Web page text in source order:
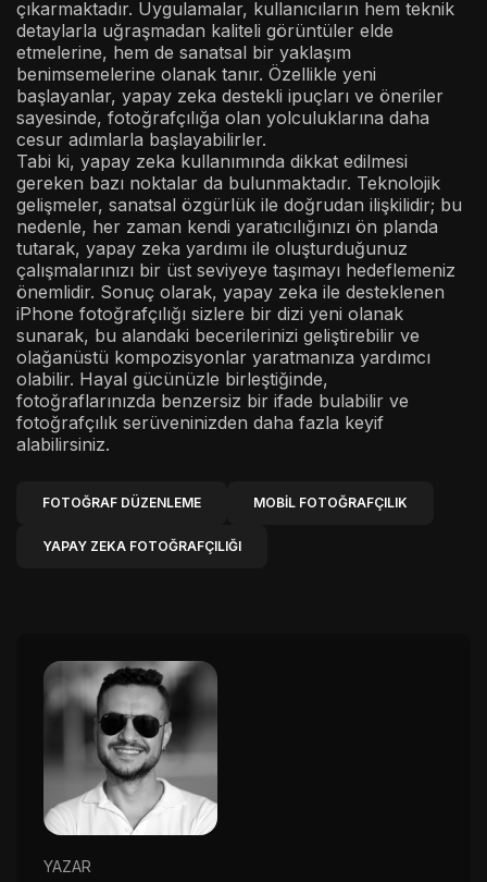
çıkarmaktadır. Uygulamalar, kullanıcıların hem teknik
detaylarla uğraşmadan kaliteli görüntüler elde
etmelerine, hem de sanatsal bir yaklaşım
benimsemelerine olanak tanır. Özellikle yeni
başlayanlar, yapay zeka destekli ipuçları ve öneriler
sayesinde, fotoğrafçılığa olan yolculuklarına daha
cesur adımlarla başlayabilirler.
Tabi ki, yapay zeka kullanımında dikkat edilmesi
gereken bazı noktalar da bulunmaktadır. Teknolojik
gelişmeler, sanatsal özgürlük ile doğrudan ilişkilidir; bu
nedenle, her zaman kendi yaratıcılığınızı ön planda
tutarak, yapay zeka yardımı ile oluşturduğunuz
çalışmalarınızı bir üst seviyeye taşımayı hedeflemeniz
önemlidir. Sonuç olarak, yapay zeka ile desteklenen
iPhone fotoğrafçılığı sizlere bir dizi yeni olanak
sunarak, bu alandaki becerilerinizi geliştirebilir ve
olağanüstü kompozisyonlar yaratmanıza yardımcı
olabilir. Hayal gücünüzle birleştiğinde,
fotoğraflarınızda benzersiz bir ifade bulabilir ve
fotoğrafçılık serüveninizden daha fazla keyif
alabilirsiniz.
FOTOĞRAF DÜZENLEME MOBIL FOTOĞRAFÇILIK
YAPAY ZEKA FOTOĞRAFÇILIĞI
YAZAR